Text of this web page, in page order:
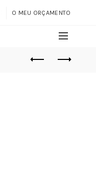
O MEU ORÇAMENTO